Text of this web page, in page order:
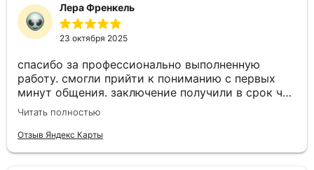
Комментарий:
рекомендую
Лера Френкель
23 октября 2025
спасибо за профессионально выполненную
работу. смогли прийти к пониманию с первых
минут общения. заключение получили в срок что
было для нас важно потому как на носу был
судебный процесс
Читать полностью
Отзыв Яндекс Карты